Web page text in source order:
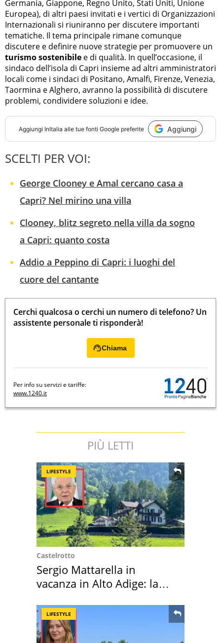
Germania, Giappone, Regno Unito, Stati Uniti, Unione
Europea), di altri paesi invitati e i vertici di Organizzazioni
Internazionali si riuniranno per discutere importanti
tematiche. Il tema principale rimane comunque
discutere e definire nuove strategie per promuovere un
turismo sostenibile e di qualità. In quell’occasione, il
sindaco dell’isola di Capri insieme ad altri amministratori
locali come i sindaci di Positano, Amalfi, Firenze, Venezia,
Taormina e Alghero, avranno la possibilità di discutere
problemi, condividere soluzioni e idee.
Aggiungi InItalia alle tue fonti Google preferite Aggiungi
SCELTI PER VOI:
George Clooney e Amal cercano casa a
Capri? Nel mirino una villa
Clooney, blitz segreto nella villa da sogno
a Capri: quanto costa
Addio a Peppino di Capri: i luoghi del
cuore del cantante
Cerchi qualcosa o cerchi un numero di telefono? Un
assistente personale ti risponderà!
Chiama
Per info su servizi e tariffe:
www.1240.it
PIÙ LETTI
LIFESTYLE
Castelrotto
Sergio Mattarella in
vacanza in Alto Adige: la
LIFESTYLE